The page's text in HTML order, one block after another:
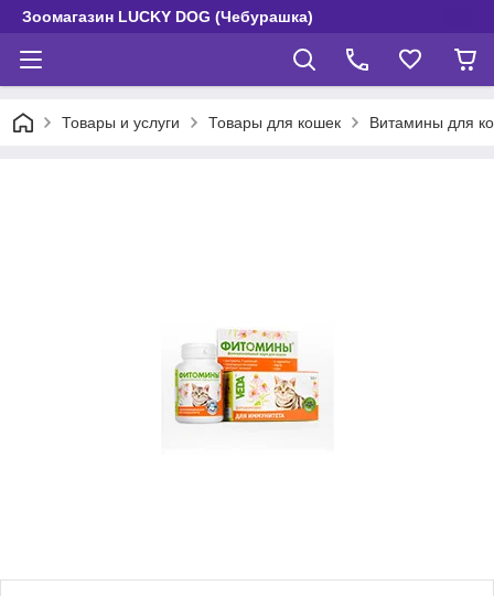
Зоомагазин LUCKY DOG (Чебурашка)
Товары и услуги Товары для кошек Витамины для